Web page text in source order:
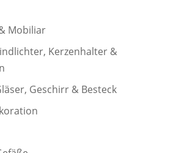
Mobiliar
Kerzenhalter &
Geschirr & Besteck